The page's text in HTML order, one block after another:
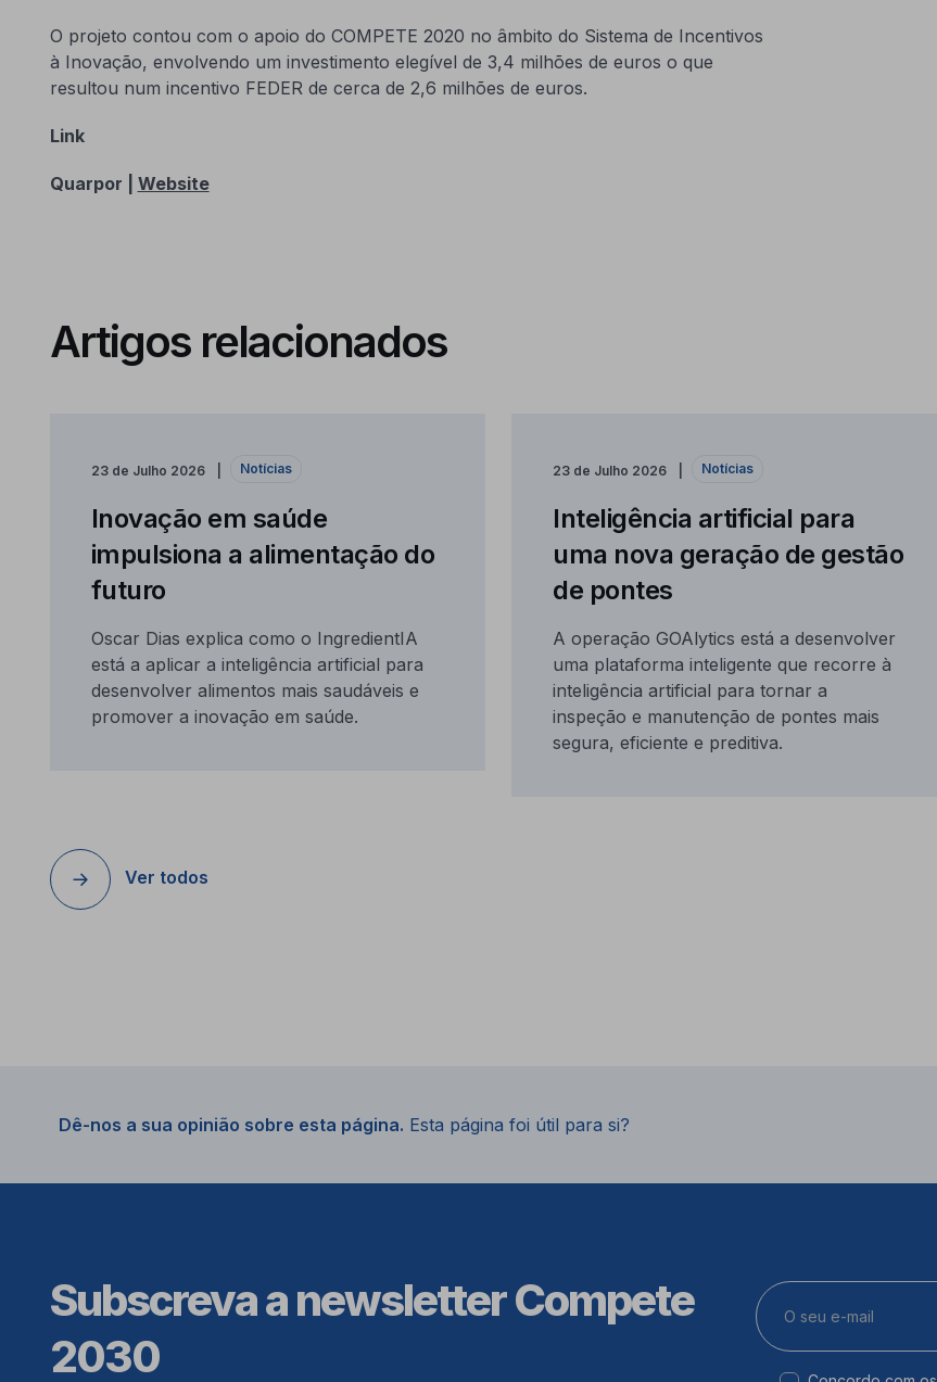
O projeto contou com o apoio do COMPETE 2020 no âmbito do Sistema de Incentivos
à Inovação, envolvendo um investimento elegível de 3,4 milhões de euros o que
resultou num incentivo FEDER de cerca de 2,6 milhões de euros.
Link
Quarpor | Website
Artigos relacionados
23 de Julho 2026 Notícias
Inovação em saúde
impulsiona a alimentação do
futuro
Oscar Dias explica como o IngredientIA
está a aplicar a inteligência artificial para
desenvolver alimentos mais saudáveis e
promover a inovação em saúde.
23 de Julho 2026 Notícias
Inteligência artificial para
uma nova geração de gestão
de pontes
A operação GOAlytics está a desenvolver
uma plataforma inteligente que recorre à
inteligência artificial para tornar a
inspeção e manutenção de pontes mais
segura, eficiente e preditiva.
Ver todos
Dê-nos a sua opinião sobre esta página. Esta página foi útil para si?
Subscreva a newsletter Compete
2030